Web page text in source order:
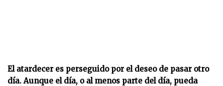
El atardecer es perseguido por el deseo de pasar otro
día. Aunque el día, o al menos parte del día, pueda